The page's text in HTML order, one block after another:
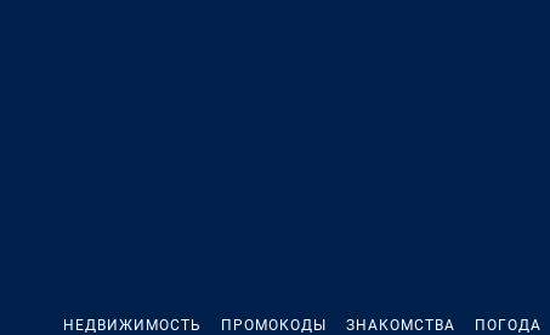
НЕДВИЖИМОСТЬ ПРОМОКОДЫ ЗНАКОМСТВА ПОГОДА